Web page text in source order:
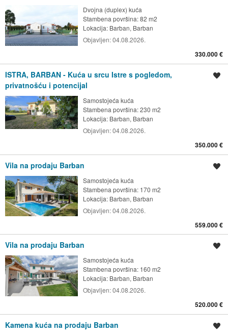
Dvojna (duplex) kuća
Stambena površina: 82 m2
Lokacija: Barban, Barban
Objavljen:04.08.2026.
330.000 €
ISTRA, BARBAN - Kuća u srcu Istre s pogledom,
privatnošću i potencijal
Samostojeća kuća
Stambena površina: 230 m2
Lokacija: Barban, Barban
Objavljen:04.08.2026.
350.000 €
Vila na prodaju Barban
Samostojeća kuća
Stambena površina: 170 m2
Lokacija: Barban, Barban
Objavljen:04.08.2026.
559.000 €
Vila na prodaju Barban
Samostojeća kuća
Stambena površina: 160 m2
Lokacija: Barban, Barban
Objavljen:04.08.2026.
520.000 €
Kamena kuća na prodaju Barban